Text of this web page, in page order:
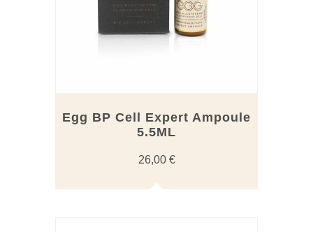
Egg BP Cell Expert Ampoule
5.5ML
26,00 €